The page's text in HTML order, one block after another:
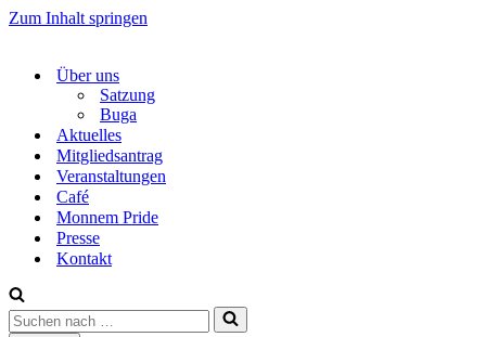
Zum Inhalt springen
Über uns
Satzung
Buga
Aktuelles
Mitgliedsantrag
Veranstaltungen
Café
Monnem Pride
Presse
Kontakt
Suchen